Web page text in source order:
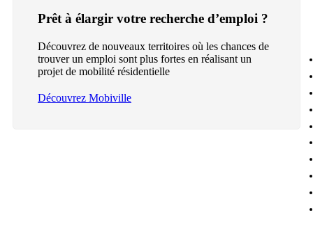
Prêt à élargir votre recherche d’emploi ?
Découvrez de nouveaux territoires où les chances de
trouver un emploi sont plus fortes en réalisant un
projet de mobilité résidentielle
Découvrez Mobiville